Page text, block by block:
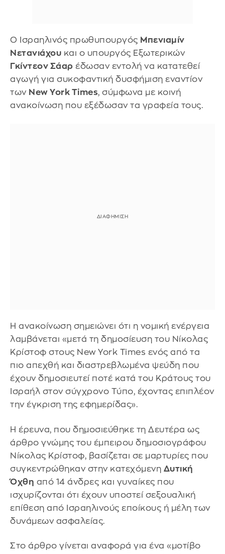
Ο Ισραηλινός πρωθυπουργός Μπενιαμίν
Νετανιάχου και ο υπουργός Εξωτερικών
Γκίντεον Σάαρ έδωσαν εντολή να κατατεθεί
αγωγή για συκοφαντική δυσφήμιση εναντίον
των New York Times, σύμφωνα με κοινή
ανακοίνωση που εξέδωσαν τα γραφεία τους.
Η ανακοίνωση σημειώνει ότι η νομική ενέργεια
λαμβάνεται «μετά τη δημοσίευση του Νίκολας
Κρίστοφ στους New York Times ενός από τα
πιο απεχθή και διαστρεβλωμένα ψεύδη που
έχουν δημοσιευτεί ποτέ κατά του Κράτους του
Ισραήλ στον σύγχρονο Τύπο, έχοντας επιπλέον
την έγκριση της εφημερίδας».
Η έρευνα, που δημοσιεύθηκε τη Δευτέρα ως
άρθρο γνώμης του έμπειρου δημοσιογράφου
Νίκολας Κρίστοφ, βασίζεται σε μαρτυρίες που
συγκεντρώθηκαν στην κατεχόμενη Δυτική
Όχθη από 14 άνδρες και γυναίκες που
ισχυρίζονται ότι έχουν υποστεί σεξουαλική
επίθεση από Ισραηλινούς εποίκους ή μέλη των
δυνάμεων ασφαλείας.
Στο άρθρο γίνεται αναφορά για ένα «μοτίβο